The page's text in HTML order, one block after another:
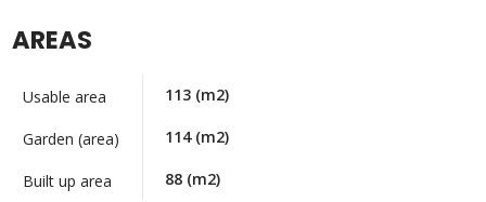
AREAS
Usable area 113 (m2)
Garden (area) 114 (m2)
Built up area 88 (m2)